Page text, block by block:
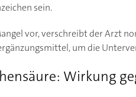
sein.
vor, verschreibt der Arzt
um die
Wirkung